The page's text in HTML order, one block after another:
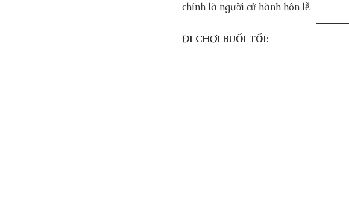
chính là người cử hành hôn lễ.
ĐI CHƠI BUỔI TỐI: